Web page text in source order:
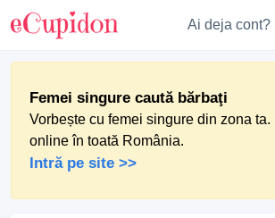
Ai deja cont?
Femei singure caută bărbaţi
Vorbește cu femei singure din zona
online în toată România.
Intră pe site >>